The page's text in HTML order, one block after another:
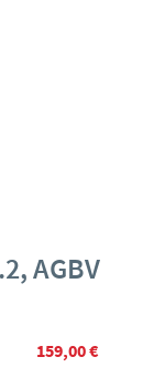
AGBV
159,00 €